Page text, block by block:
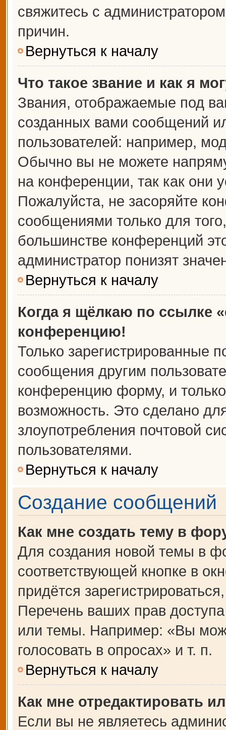
свяжитесь с
причин.
Вернуться к началу
Что такое звание и как я
Звания, отображаемые под
созданных вами сообщений
пользователей: например,
Обычно вы не можете
на конференции, так как они
Пожалуйста, не засоряйте
сообщениями только для
большинстве конференций
администратор понизят
Вернуться к началу
Когда я щёлкаю по ссылке
конференцию!
Только зарегистрированные
сообщения другим
конференцию форму, и
возможность. Это сделано
злоупотребления почтовой
пользователями.
Вернуться к началу
Создание сообщений
Как мне создать тему в
Для создания новой темы в
соответствующей кнопке в
придётся
Перечень ваших прав
или темы. Например: «Вы
голосовать в опросах» и т. п.
Вернуться к началу
Как мне отредактировать
Если вы не являетесь